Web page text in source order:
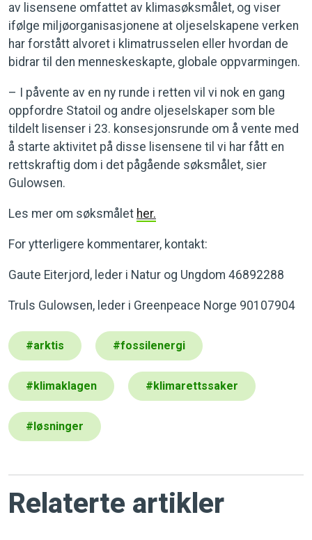
av lisensene omfattet av klimasøksmålet, og viser
ifølge miljøorganisasjonene at oljeselskapene verken
har forstått alvoret i klimatrusselen eller hvordan de
bidrar til den menneskeskapte, globale oppvarmingen.
– I påvente av en ny runde i retten vil vi nok en gang
oppfordre Statoil og andre oljeselskaper som ble
tildelt lisenser i 23. konsesjonsrunde om å vente med
å starte aktivitet på disse lisensene til vi har fått en
rettskraftig dom i det pågående søksmålet, sier
Gulowsen.
Les mer om søksmålet her.
For ytterligere kommentarer, kontakt:
Gaute Eiterjord, leder i Natur og Ungdom 46892288
Truls Gulowsen, leder i Greenpeace Norge 90107904
#arktis #fossilenergi
#klimaklagen #klimarettssaker
#løsninger
Relaterte artikler